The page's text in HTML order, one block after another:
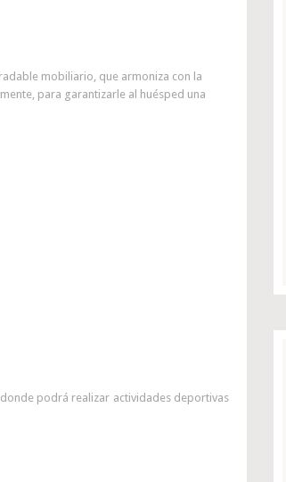
mobiliario, que armoniza con la
para garantizarle al huésped una
podrá realizar actividades deportivas